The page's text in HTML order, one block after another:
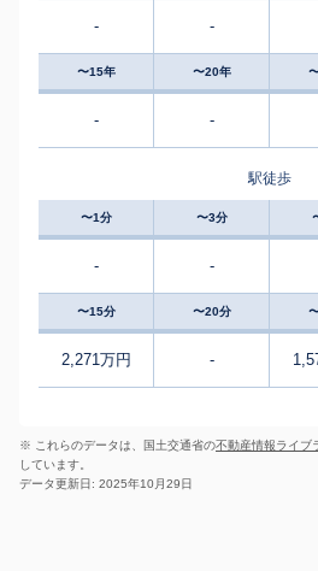
- -
〜15年 〜20年
- -
駅徒歩
〜1分 〜3分
- -
〜15分 〜20分
2,271万円 -
※ これらのデータは、国土交通省の不動産情報ライブ
しています。
データ更新日: 2025年10月29日